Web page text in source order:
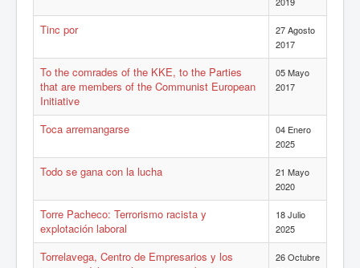
Tinc por
27 Agosto
2017
To the comrades of the KKE, to the Parties
that are members of the Communist European
Initiative
05 Mayo
2017
Toca arremangarse
04 Enero
2025
Todo se gana con la lucha
21 Mayo
2020
Torre Pacheco: Terrorismo racista y
explotación laboral
18 Julio
2025
Torrelavega, Centro de Empresarios y los
26 Octubre